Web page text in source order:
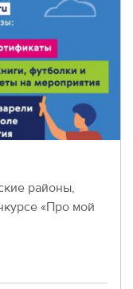
районы,
«Про мой